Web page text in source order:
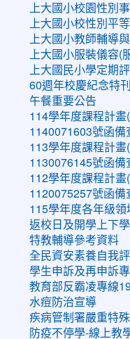
上大國小校園性別
上大國小校性別平
上大國小教師輔導
上大國小服裝儀容(
上大國民小學定期
60週年校慶紀念特刊
午餐重要公告
114學年度課程計
1140071603號函備
113學年度課程計
1130076145號函備
112學年度課程計
1120075257號函備
115學年度各年級
返校日及開學上下
特教輔導參考資料
全民資安素養自我
學生申訴及再申訴
教育部反霸凌專線
水痘防治宣導
疾病管制署嚴重特
防疫不停學-線上教